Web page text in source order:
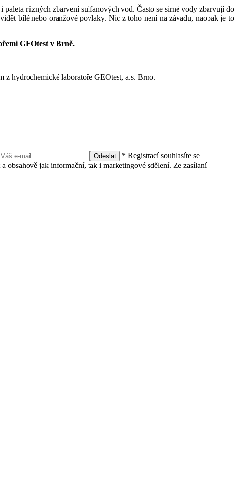
paleta různých zbarvení sulfanových vod. Často se sirné vody zbarvují do
bílé nebo oranžové povlaky. Nic z toho není na závadu, naopak je to
GEOtest v Brně.
z hydrochemické laboratoře GEOtest, a.s. Brno.
Odeslat
* Registrací souhlasíte se
obsahově jak informační, tak i marketingové sdělení. Ze zasílaní